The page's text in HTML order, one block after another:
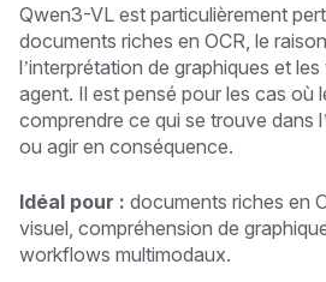
Qwen3-VL est particulièrement
documents riches en OCR, le
l’interprétation de graphiques et
agent. Il est pensé pour les cas où
comprendre ce qui se trouve dans
ou agir en conséquence.
Idéal pour : documents riches en
visuel, compréhension de
workflows multimodaux.